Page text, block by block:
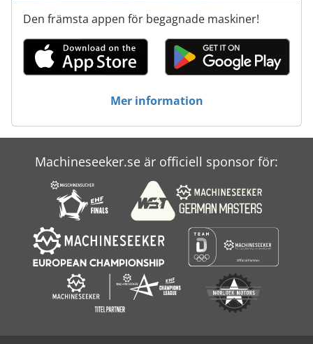
Den främsta appen för begagnade maskiner!
Mer information
Machineseeker.se är officiell sponsor för: